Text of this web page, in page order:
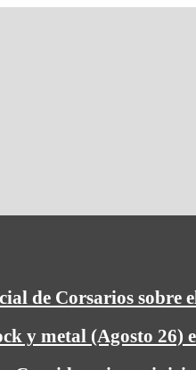
de Corsarios
y metal (Agosto 26)